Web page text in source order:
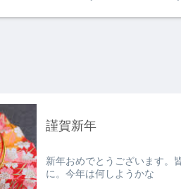
謹賀新年
新年おめでとうございます。
に。今年は何しようかな